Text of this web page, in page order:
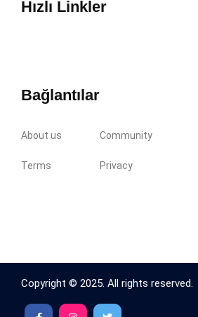
Hızlı Linkler
Bağlantılar
About us Community
Terms Privacy
Copyright © 2025. All rights reserved.